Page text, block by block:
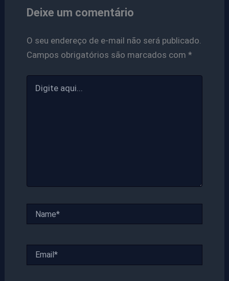
Deixe um comentário
O seu endereço de e-mail não será publicado.
Campos obrigatórios são marcados com *
aqui...